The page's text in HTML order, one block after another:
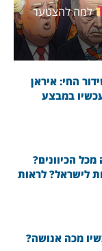
למה להצטער
החי: איראן
במבצע
הכיוונים?
לישראל? לראות
מכה אנושה?